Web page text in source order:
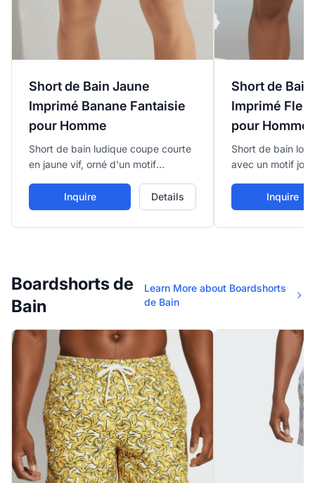
Short de Bain Jaune
Imprimé Banane Fantaisie
pour Homme
Short de bain ludique coupe courte
en jaune vif, orné d'un motif
partout pour un look fantaisiste.
Inquire Details
Short de
Imprimé
pour Homme
Short de bain
avec un motif
oranges sur fond
Inquire
Boardshorts de
Bain
Learn More about Boardshorts
de Bain